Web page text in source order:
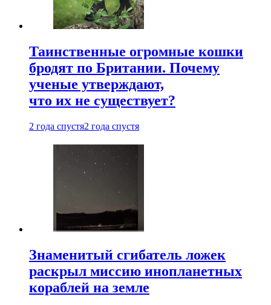
Таинственные огромные кошки
бродят по Британии. Почему
ученые утверждают,
что их не существует?
2 года спустя2 года спустя
Знаменитый сгибатель ложек
раскрыл миссию инопланетных
кораблей на земле